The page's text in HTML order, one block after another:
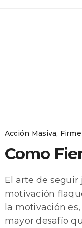
Acción Masiva,
Como
El arte de
motivación
la motivación
mayor desafío